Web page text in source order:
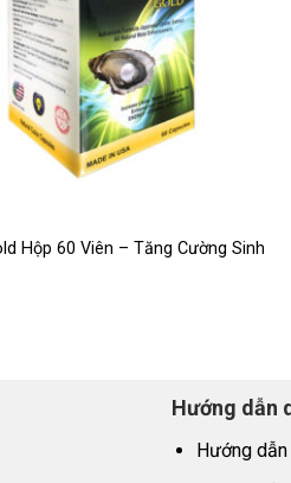
Hộp 60 Viên – Tăng Cường Sinh
Hướng dẫn
Hướng